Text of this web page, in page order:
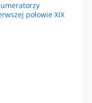
połowie XIX